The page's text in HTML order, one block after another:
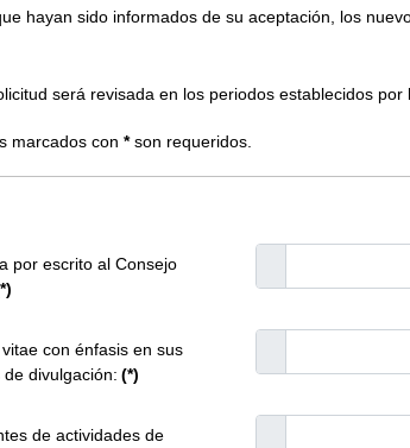
hayan sido informados de su aceptación, los
será revisada en los periodos establecidos por
marcados con *son requeridos.
por escrito al Consejo
con énfasis en sus
divulgación: (*)
de actividades de